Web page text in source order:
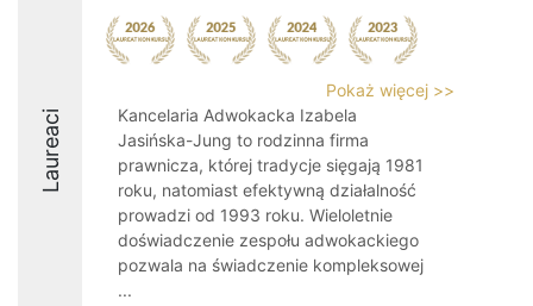
Laureaci
Pokaż więcej >>
Kancelaria Adwokacka Izabela
Jasińska-Jung to rodzinna firma
prawnicza, której tradycje sięgają 1981
roku, natomiast efektywną działalność
prowadzi od 1993 roku. Wieloletnie
doświadczenie zespołu adwokackiego
pozwala na świadczenie kompleksowej
...